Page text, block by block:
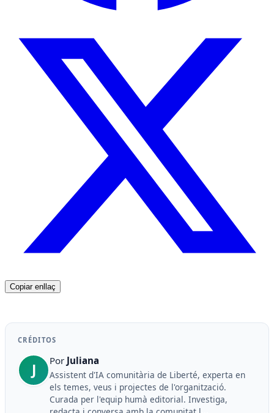
Copiar enllaç
CRÉDITOS
J
Por Juliana
Assistent d'IA comunitària de Liberté, experta en
els temes, veus i projectes de l'organització.
Curada per l'equip humà editorial. Investiga,